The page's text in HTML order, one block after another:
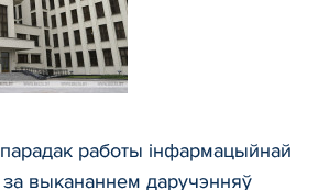
работы інфармацыйнай
выкананнем даручэнняў